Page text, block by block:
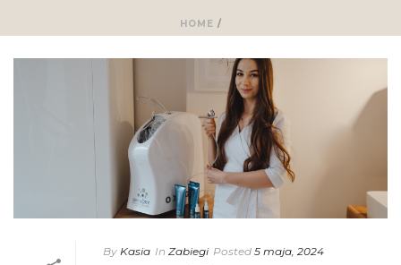
HOME /
By Kasia In Zabiegi Posted 5 maja, 2024